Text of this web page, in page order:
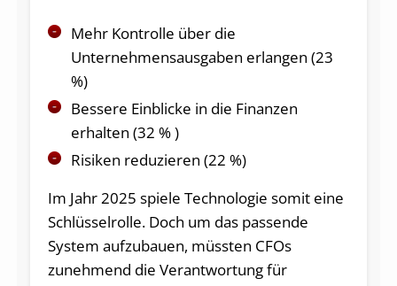
Mehr Kontrolle über die
Unternehmensausgaben erlangen (23
%)
Bessere Einblicke in die Finanzen
erhalten (32 % )
Risiken reduzieren (22 %)
Im Jahr 2025 spiele Technologie somit eine
Schlüsselrolle. Doch um das passende
System aufzubauen, müssten CFOs
zunehmend die Verantwortung für